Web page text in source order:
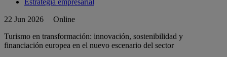
Estrategia empresarial
22 Jun 2026
Online
Turismo en transformación: innovación, sostenibilidad y
financiación europea en el nuevo escenario del sector